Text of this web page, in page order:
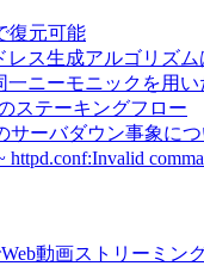
復元可能
レス生成アルゴリズ
一ニーモニックを用
ステーキングフロー
サーバダウン事象に
Web動画ストリーミン